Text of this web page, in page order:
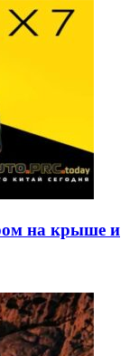
на крыше и